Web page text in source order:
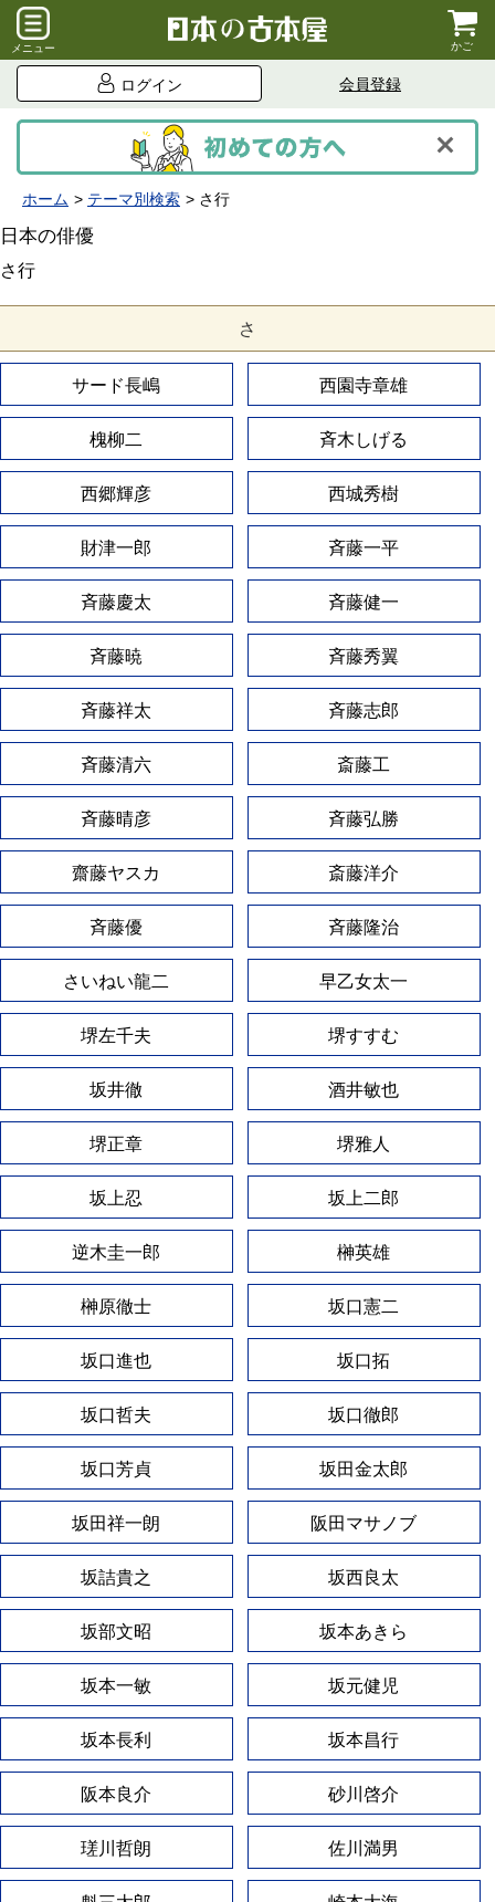
メニュー かご
ログイン 会員登録
ホーム テーマ別検索 さ行
日本の俳優
さ行
さ
サード長嶋 西園寺章雄
槐柳二 斉木しげる
西郷輝彦 西城秀樹
財津一郎 斉藤一平
斉藤慶太 斉藤健一
斉藤暁 斉藤秀翼
斉藤祥太 斉藤志郎
斉藤清六 斎藤工
斉藤晴彦 斉藤弘勝
齋藤ヤスカ 斎藤洋介
斉藤優 斉藤隆治
さいねい龍二 早乙女太一
堺左千夫 堺すすむ
坂井徹 酒井敏也
堺正章 堺雅人
坂上忍 坂上二郎
逆木圭一郎 榊英雄
榊原徹士 坂口憲二
坂口進也 坂口拓
坂口哲夫 坂口徹郎
坂口芳貞 坂田金太郎
坂田祥一朗 阪田マサノブ
坂詰貴之 坂西良太
坂部文昭 坂本あきら
坂本一敏 坂元健児
坂本長利 坂本昌行
阪本良介 砂川啓介
瑳川哲朗 佐川満男